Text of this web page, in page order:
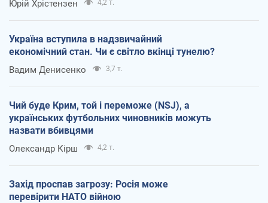
Юрій Хрістензен 4,2 т.
Україна вступила в надзвичайний
економічний стан. Чи є світло вкінці тунелю?
Вадим Денисенко 3,7 т.
Чий буде Крим, той і переможе (NSJ), а
українських футбольних чиновників можуть
назвати вбивцями
Олександр Кірш 4,2 т.
Захід проспав загрозу: Росія може
перевірити НАТО війною